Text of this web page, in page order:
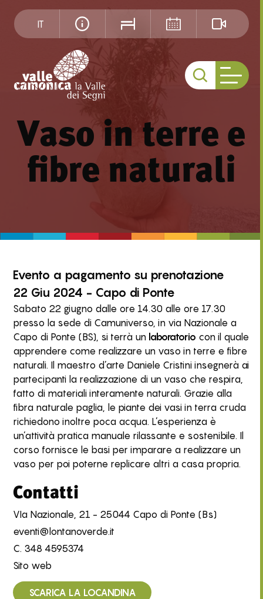
IT
Vaso in terre e
fibre naturali
Evento a pagamento su prenotazione
22 Giu 2024 - Capo di Ponte
Sabato 22 giugno dalle ore 14.30 alle ore 17.30
presso la sede di Camuniverso, in via Nazionale a
Capo di Ponte (BS), si terrà un laboratorio con il quale
apprendere come realizzare un vaso in terre e fibre
naturali. Il maestro d’arte Daniele Cristini insegnerà ai
partecipanti la realizzazione di un vaso che respira,
fatto di materiali interamente naturali. Grazie alla
fibra naturale paglia, le piante dei vasi in terra cruda
richiedono inoltre poca acqua. L’esperienza è
un’attività pratica manuale rilassante e sostenibile. Il
corso fornisce le basi per imparare a realizzare un
vaso per poi poterne replicare altri a casa propria.
Contatti
VIa Nazionale, 21 - 25044 Capo di Ponte (Bs)
eventi@lontanoverde.it
C. 348 4595374
Sito web
SCARICA LA LOCANDINA